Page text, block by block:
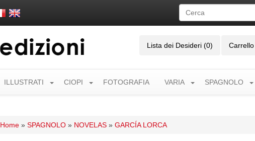
Lista dei Desideri (0) Carrello
ILLUSTRATI CIOPI FOTOGRAFIA VARIA SPAGNOLO
Home» SPAGNOLO» NOVELAS» GARCÍA LORCA